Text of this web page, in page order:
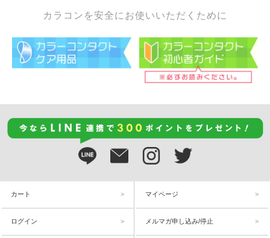
カラコンを安全にお使いいただくために
カート マイページ
ログイン メルマガ申し込み/停止